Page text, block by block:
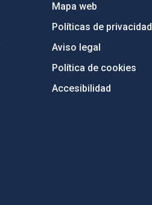
Mapa web
Políticas de privacidad
Aviso legal
Política de cookies
Accesibilidad